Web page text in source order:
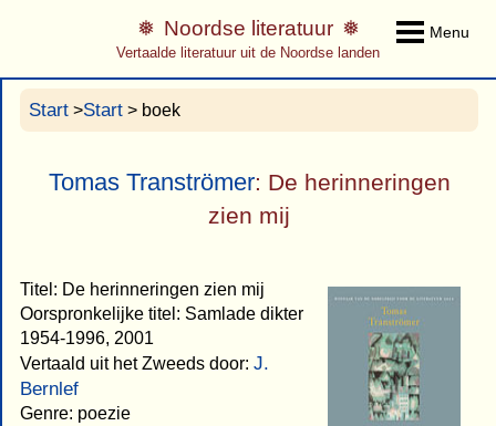
Menu
Noordse literatuur
Vertaalde literatuur uit de Noordse landen
Start >Start > boek
Tomas Tranströmer: De herinneringen
zien mij
Titel: De herinneringen zien mij
Oorspronkelijke titel: Samlade dikter
1954-1996, 2001
Vertaald uit het Zweeds door: J.
Bernlef
Genre: poezie